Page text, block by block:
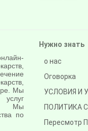
Мы
Мы
по
Нужно знать
о нас
Оговорка
УСЛОВИЯ И
ПОЛИТИКА
Пересмотр